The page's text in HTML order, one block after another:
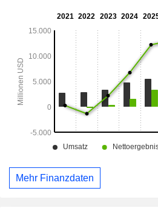
Mehr Finanzdaten